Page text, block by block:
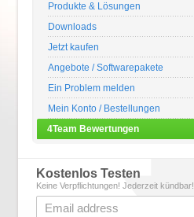
Produkte & Lösungen
Downloads
Jetzt kaufen
Angebote / Softwarepakete
Ein Problem melden
Mein Konto / Bestellungen
4Team Bewertungen
Kostenlos Testen
Keine Verpflichtungen! Jederzeit kündbar!